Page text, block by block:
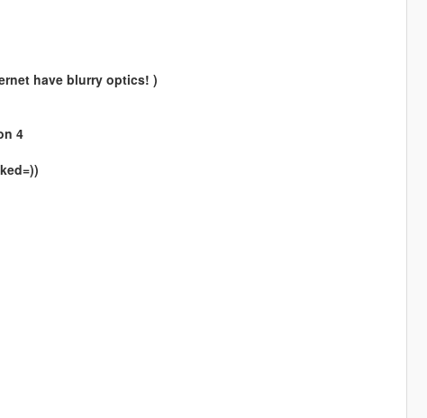
have blurry optics! )
4